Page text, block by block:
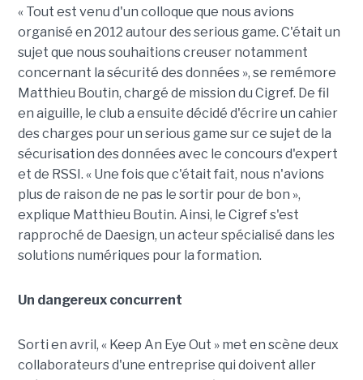
« Tout est venu d'un colloque que nous avions
organisé en 2012 autour des serious game. C'était un
sujet que nous souhaitions creuser notamment
concernant la sécurité des données », se remémore
Matthieu Boutin, chargé de mission du Cigref. De fil
en aiguille, le club a ensuite décidé d'écrire un cahier
des charges pour un serious game sur ce sujet de la
sécurisation des données avec le concours d'expert
et de RSSI. « Une fois que c'était fait, nous n'avions
plus de raison de ne pas le sortir pour de bon »,
explique Matthieu Boutin. Ainsi, le Cigref s'est
rapproché de Daesign, un acteur spécialisé dans les
solutions numériques pour la formation.
Un dangereux concurrent
Sorti en avril, « Keep An Eye Out » met en scène deux
collaborateurs d'une entreprise qui doivent aller